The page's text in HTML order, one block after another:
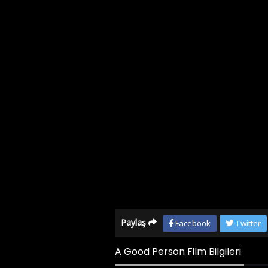
Paylaş Facebook Twitter
A Good Person Film Bilgileri